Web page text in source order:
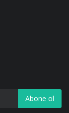
Abone ol